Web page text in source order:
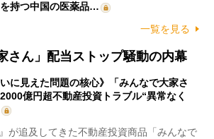
持つ中国の医薬品…
一覧を見る
さん」配当ストップ騒動の内幕
いに見えた問題の核心》「みんなで大家さ
億円超不動産投資トラブル“異常なく
が追及してきた不動産投資商品「みんなで